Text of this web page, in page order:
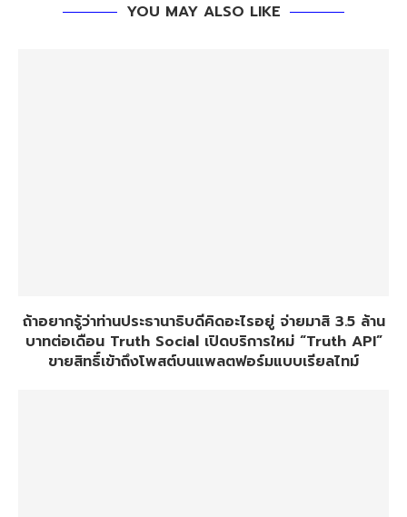
YOU MAY ALSO LIKE
ถ้าอยากรู้ว่าท่านประธานาธิบดีคิดอะไรอยู่ จ่ายมาสิ 3.5 ล้าน
บาทต่อเดือน Truth Social เปิดบริการใหม่ “Truth API”
ขายสิทธิ์เข้าถึงโพสต์บนแพลตฟอร์มแบบเรียลไทม์